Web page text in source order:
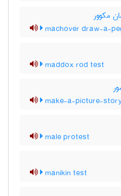
مکوور
machover draw-a-
maddox rod test
make-a-picture-
male protest
manikin test